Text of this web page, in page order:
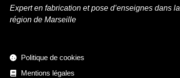
Expert en fabrication et pose d’enseignes dans la
région de Marseille
Politique de cookies
Mentions légales